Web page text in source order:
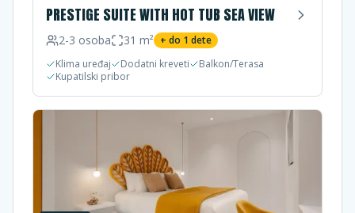
PRESTIGE SUITE WITH HOT TUB SEA VIEW
2-3 osoba 31 m² + do 1 dete
Klima uređaj
Dodatni kreveti
Balkon/Terasa
Kupatilski pribor